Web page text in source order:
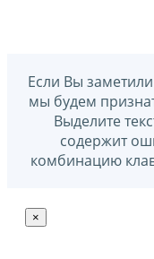
Если Вы
мы будем
Выделите
содержит
комбинацию
×